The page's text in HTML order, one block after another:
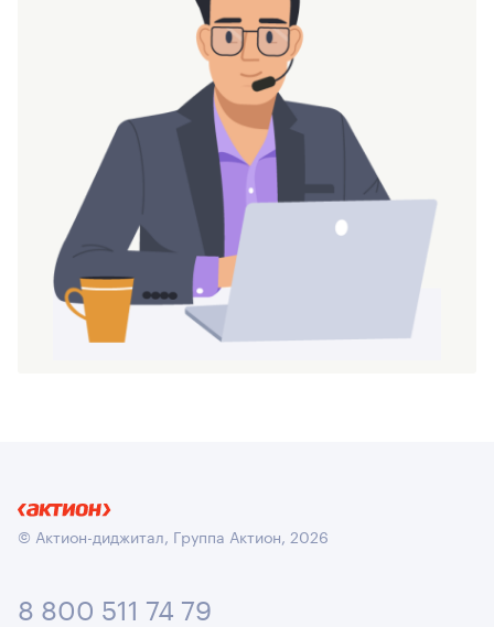
© Актион-диджитал, Группа Актион, 2026
8 800 511 74 79